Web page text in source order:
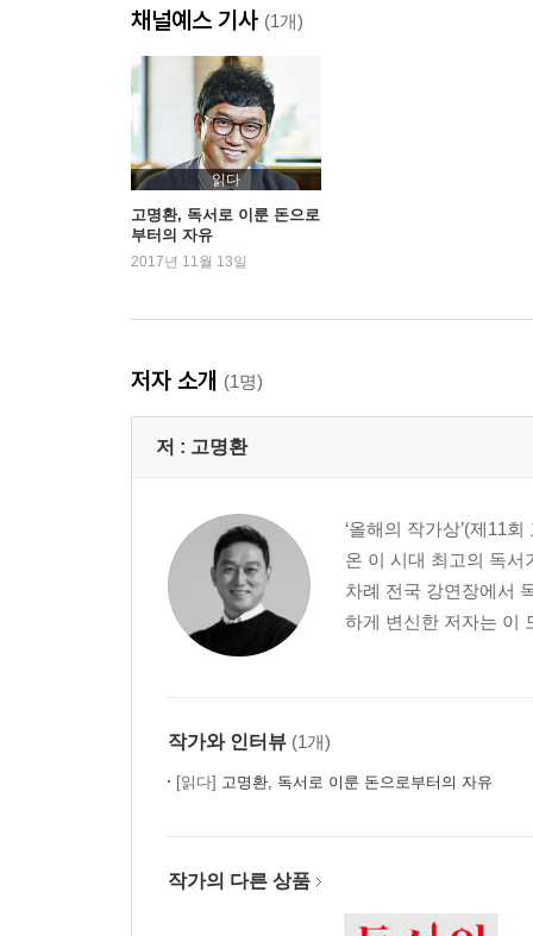
언제 어디서 시작할까
너무 낮게 날면 위험하다
사장이 다 할 줄 알아야 한다
기준을 세우고 흔들리지 마라
육수는 직접 끓여라
진심이 경쟁력이다
가장 싸고 효과 높은 홍보 전략
내 입으로 말하지 말고 고객들이 말하게 하라
효과 만점 고객 응대법
3장 아이디어를 낚는 책의 바다
우선, 많을수록 좋다
해체하고 다시 조립하라
끝을 봐라
내가 팔 수 있는 것은 무엇인가
얘깃거리를 만들어라
식당에 관한 세 가지 아이디어
책 읽기 좋은 곳을 찾아라
읽은 흔적을 남겨라
책이 읽히지 않을 때는 뱃살부터 없애라
채널예스 기사 (1개)
읽다
고명환, 독서로 이룬 돈으로
부터의 자유
2017년 11월 13일
저자 소개 (1명)
저 : 고명환
‘올해의 작가상’(제11
온 이 시대 최고의 독서
차례 전국 강연장에서
하게 변신한 저자는 이
작가와 인터뷰 (1개)
[읽다] 고명환, 독서로 이룬 돈으로부터의 자유
작가의 다른 상품